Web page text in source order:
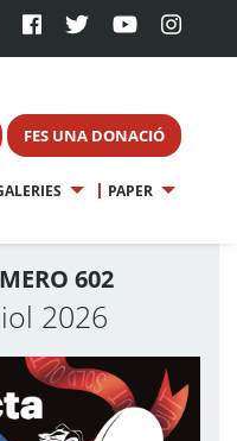
FES UNA DONACIÓ
PAPER
602
2026